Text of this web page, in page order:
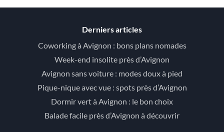
Derniers articles
Coworking à Avignon : bons plans nomades
Week-end insolite près d’Avignon
Avignon sans voiture : modes doux à pied
Pique-nique avec vue : spots près d’Avignon
Dormir vert à Avignon : le bon choix
Balade facile près d’Avignon à découvrir